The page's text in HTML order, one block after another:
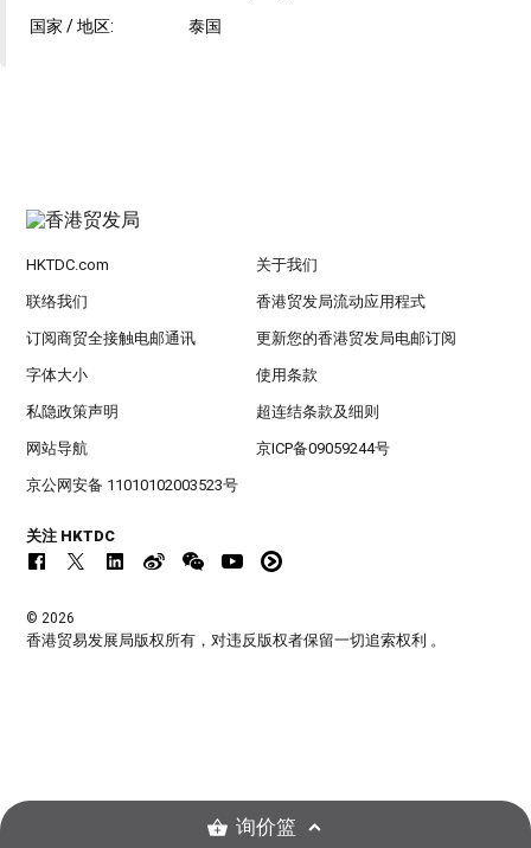
国家 / 地区:
泰国
HKTDC.com 关于我们
联络我们 香港贸发局流动应用程式
订阅商贸全接触电邮通讯 更新您的香港贸发局电邮订阅
字体大小 使用条款
私隐政策声明 超连结条款及细则
网站导航 京ICP备09059244号
京公网安备 11010102003523号
关注 HKTDC
© 2026
香港贸易发展局版权所有，对违反版权者保留一切追索权利 。
询价篮